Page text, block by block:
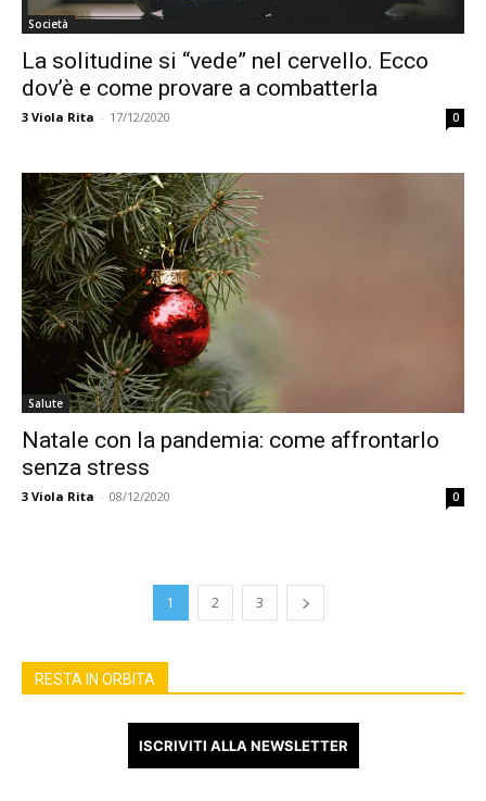
Società
La solitudine si “vede” nel cervello. Ecco
dov’è e come provare a combatterla
3 Viola Rita - 17/12/2020 0
Salute
Natale con la pandemia: come affrontarlo
senza stress
3 Viola Rita - 08/12/2020 0
1 2 3
RESTA IN ORBITA
ISCRIVITI ALLA NEWSLETTER